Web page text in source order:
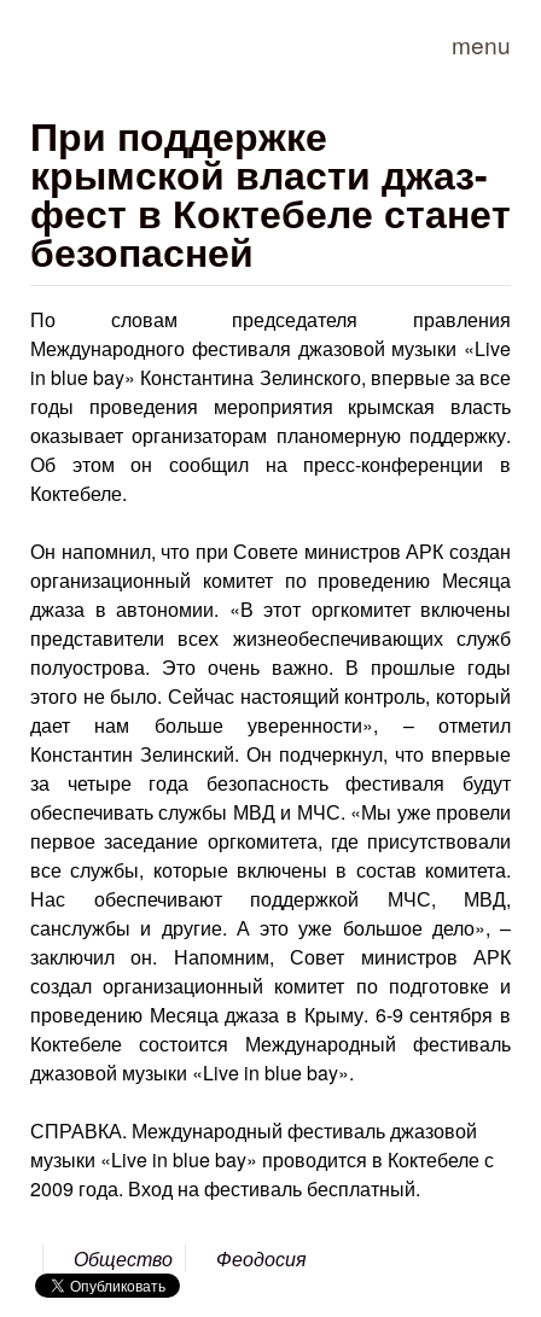
menu
При поддержке
крымской власти джаз-
фест в Коктебеле станет
безопасней
По словам председателя правления
Международного фестиваля джазовой музыки «Live
in blue bay» Константина Зелинского, впервые за все
годы проведения мероприятия крымская власть
оказывает организаторам планомерную поддержку.
Об этом он сообщил на пресс-конференции в
Коктебеле.
Он напомнил, что при Совете министров АРК создан
организационный комитет по проведению Месяца
джаза в автономии. «В этот оргкомитет включены
представители всех жизнеобеспечивающих служб
полуострова. Это очень важно. В прошлые годы
этого не было. Сейчас настоящий контроль, который
дает нам больше уверенности», – отметил
Константин Зелинский. Он подчеркнул, что впервые
за четыре года безопасность фестиваля будут
обеспечивать службы МВД и МЧС. «Мы уже провели
первое заседание оргкомитета, где присутствовали
все службы, которые включены в состав комитета.
Нас обеспечивают поддержкой МЧС, МВД,
санслужбы и другие. А это уже большое дело», –
заключил он. Напомним, Совет министров АРК
создал организационный комитет по подготовке и
проведению Месяца джаза в Крыму. 6-9 сентября в
Коктебеле состоится Международный фестиваль
джазовой музыки «Live in blue bay».
СПРАВКА. Международный фестиваль джазовой
музыки «Live in blue bay» проводится в Коктебеле с
2009 года. Вход на фестиваль бесплатный.
Общество Феодосия